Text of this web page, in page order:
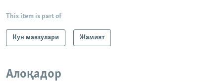
This item is part of
Кун мавзулари Жамият
Алоқадор